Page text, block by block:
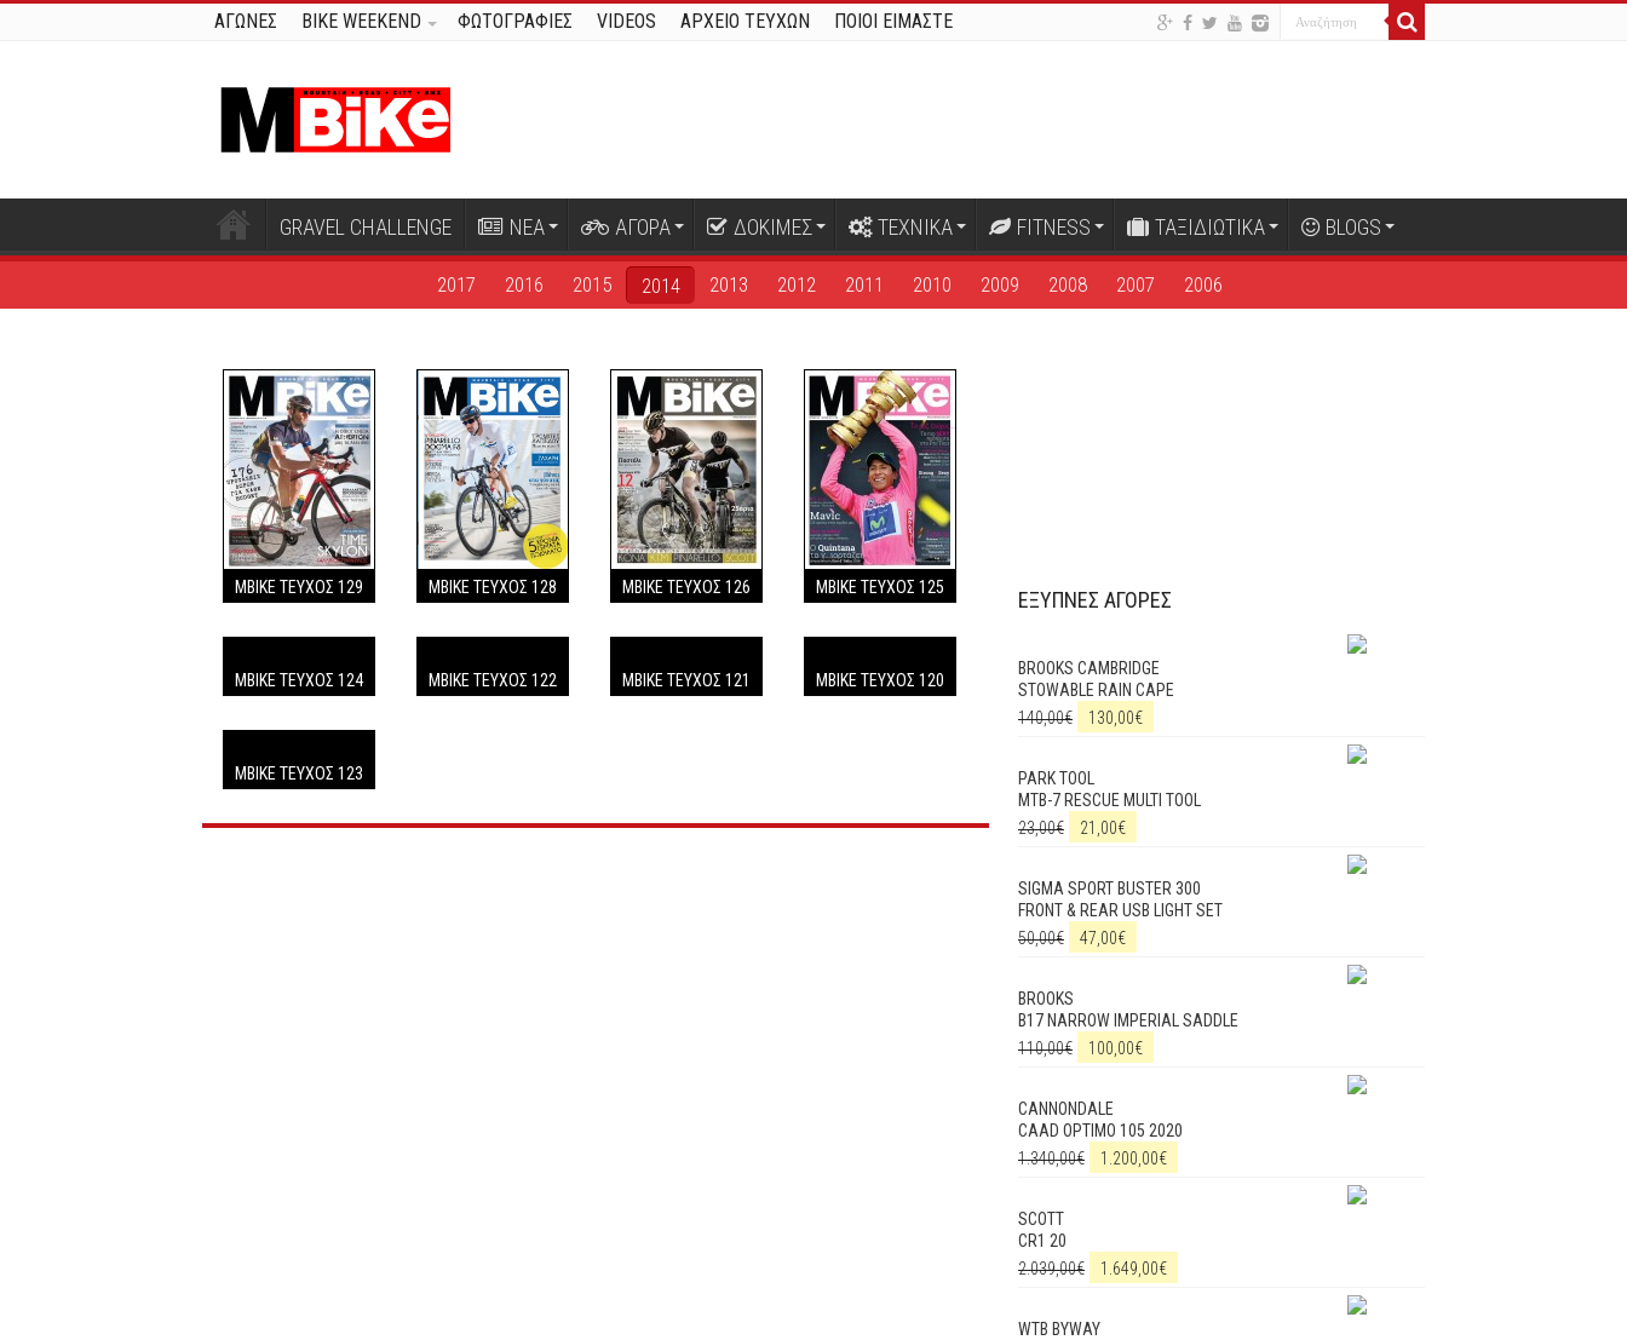
ΑΓΩΝΕΣ BIKE WEEKEND ΦΩΤΟΓΡΑΦΙΕΣ VIDEOS ΑΡΧΕΙΟ ΤΕΥΧΩΝ ΠΟΙΟΙ ΕΙΜΑΣΤΕ
GRAVEL CHALLENGE ΝΕΑ ΑΓΟΡΑ ΔΟΚΙΜΕΣ ΤΕΧΝΙΚΑ FITNESS ΤΑΞΙΔΙΩΤΙΚΑ BLOGS
2017 2016 2015 2014 2013 2012 2011 2010 2009 2008 2007 2006
MBIKE ΤΕΥΧΟΣ 129 MBIKE ΤΕΥΧΟΣ 128 MBIKE ΤΕΥΧΟΣ 126 MBIKE ΤΕΥΧΟΣ 125
MBIKE ΤΕΥΧΟΣ 124 MBIKE ΤΕΥΧΟΣ 122 MBIKE ΤΕΥΧΟΣ 121 MBIKE ΤΕΥΧΟΣ 120
MBIKE TEΥΧΟΣ 123
ΕΞΥΠΝΕΣ ΑΓΟΡΕΣ
BROOKS CAMBRIDGE
STOWABLE RAIN CAPE
140,00€ 130,00€
PARK TOOL
MTB-7 RESCUE MULTI TOOL
23,00€ 21,00€
SIGMA SPORT BUSTER 300
FRONT & REAR USB LIGHT SET
50,00€ 47,00€
BROOKS
B17 NARROW IMPERIAL SADDLE
110,00€ 100,00€
CANNONDALE
CAAD OPTIMO 105 2020
1.340,00€ 1.200,00€
SCOTT
CR1 20
2.039,00€ 1.649,00€
WTB BYWAY